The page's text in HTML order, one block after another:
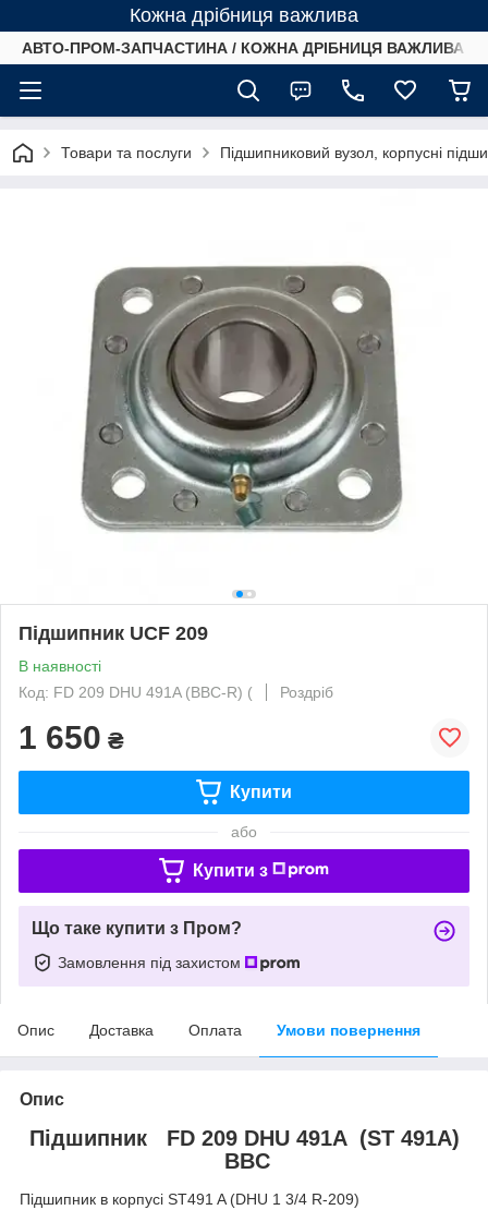
Кожна дрібниця важлива
АВТО-ПРОМ-ЗАПЧАСТИНА / КОЖНА ДРІБНИЦЯ ВАЖЛИВА /
Товари та послуги Підшипниковий вузол, корпусні
Підшипник UCF 209
В наявності
Код: FD 209 DHU 491A (BBC-R) (
Роздріб
1 650 ₴
Купити
або
Купити з
Що таке купити з Пром?
Замовлення під захистом
Опис Доставка Оплата Умови повернення
Опис
Підшипник FD 209 DHU 491A (ST 491A)
BBC
Підшипник в корпусі ST491 A (DHU 1 3/4 R-209)